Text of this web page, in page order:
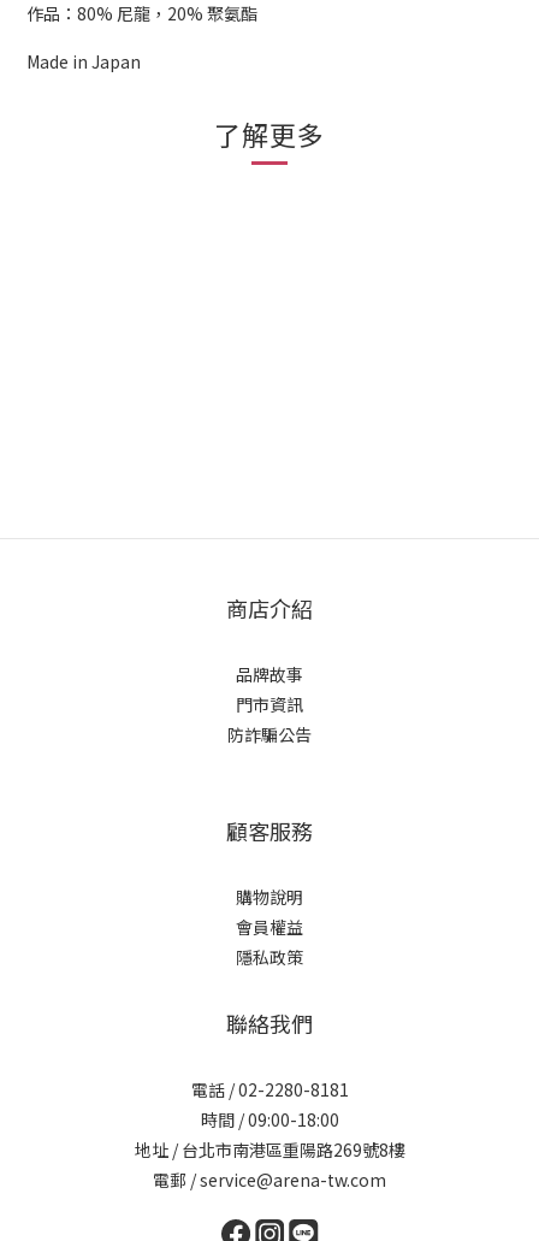
作品：80% 尼龍，20% 聚氨酯
Made in Japan
了解更多
商店介紹
品牌故事
門市資訊
防詐騙公告
顧客服務
購物說明
會員權益
隱私政策
聯絡我們
電話 / 02-2280-8181
時間 / 09:00-18:00
地址 / 台北市南港區重陽路269號8樓
電郵 / service@arena-tw.com